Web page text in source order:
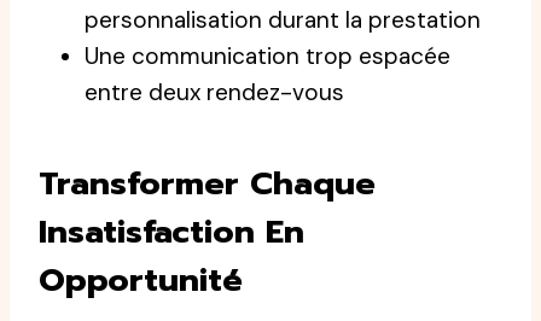
personnalisation durant la prestation
Une communication trop espacée
entre deux rendez-vous
Transformer Chaque
Insatisfaction En
Opportunité